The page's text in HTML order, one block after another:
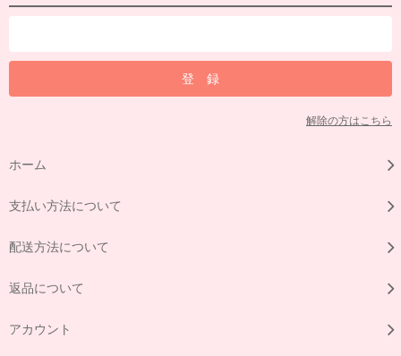
解除の方はこちら
ホーム
支払い方法について
配送方法について
返品について
アカウント